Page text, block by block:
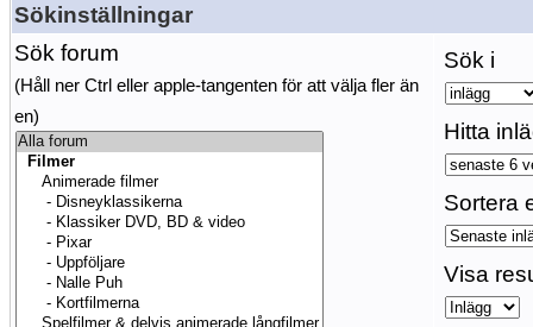
Sökinställningar
Sök forum
(Håll ner Ctrl eller apple-tangenten för att välja fler än
en)
Sök i
Hitta
Sortera
Visa